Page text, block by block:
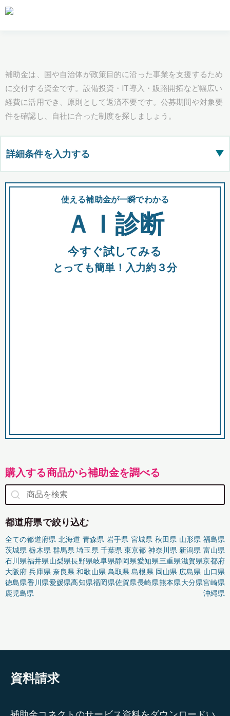
補助金は、国や自治体が政策目的に沿った事業を支援するため
に交付する資金です。設備投資・IT導入・販路開拓など幅広い
経費に活用でき、原則として返済不要です。公募期間や対象要
件を確認し、自社に合った制度を探しましょう。
詳細条件を入力する ▶
都道府県
全国の検索結果を含めて表示
助成金 融資 出資
使える補助金が一瞬でわかる
ＡＩ診断
今すぐ試してみる
とっても簡単！入力約３分
購入する商品から補助金を調べる
都道府県で絞り込む
全ての都道府県 北海道 青森県 岩手県 宮城県 秋田県 山形県 福島県
茨城県 栃木県 群馬県 埼玉県 千葉県 東京都 神奈川県 新潟県 富山県
石川県福井県山梨県長野県岐阜県静岡県愛知県三重県滋賀県京都府
大阪府 兵庫県 奈良県 和歌山県 鳥取県 島根県 岡山県 広島県 山口県
徳島県香川県愛媛県高知県福岡県佐賀県長崎県熊本県大分県宮崎県
鹿児島県
沖縄県
資料請求